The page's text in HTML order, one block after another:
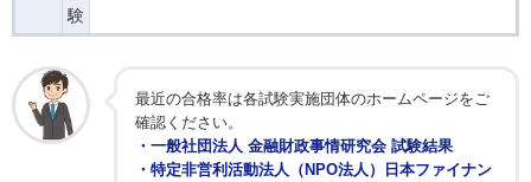
験
最近の合格率は各試験実施団体のホームページをご
確認ください。
・一般社団法人 金融財政事情研究会 試験結果
・特定非営利活動法人（NPO法人）日本ファイナン